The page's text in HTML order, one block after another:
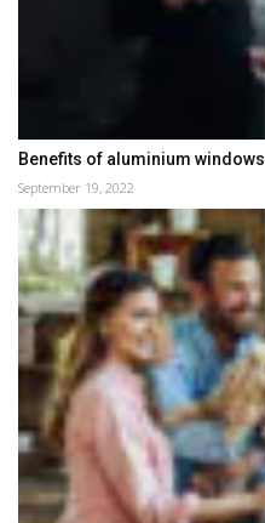
Benefits of aluminium windows
September 19, 2022